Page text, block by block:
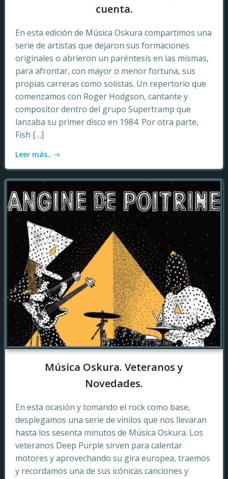
cuenta.
En esta edición de Música Oskura compartimos una
serie de artistas que dejaron sus formaciones
originales o abrieron un paréntesis en las mismas,
para afrontar, con mayor o menor fortuna, sus
propias carreras como solistas. Un repertorio que
comenzamos con Roger Hodgson, cantante y
compositor dentro del grupo Supertramp que
lanzaba su primer disco en 1984. Por otra parte,
Fish […]
Leer más..
Música Oskura. Veteranos y
Novedades.
En esta ocasión y tomando el rock como base,
desplegamos una serie de vinilos que nos llevaran
hasta los sesenta minutos de Música Oskura. Los
veteranos Deep Purple sirven para calentar
motores y aprovechando su gira europea, traemos
y recordamos una de sus icónicas canciones y